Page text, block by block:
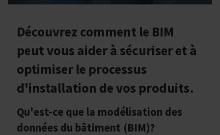
Découvrez comment le BIM
peut vous aider à sécuriser et à
optimiser le processus
d'installation de vos produits.
Qu'est-ce que la modélisation des
données du bâtiment (BIM)?